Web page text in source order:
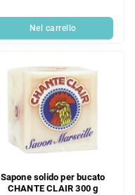
Nel carrello
Sapone solido per bucato
CHANTE CLAIR 300 g